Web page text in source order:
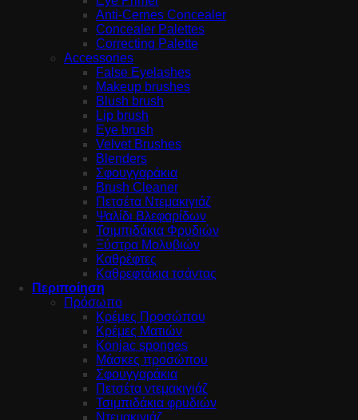
Anti-Cernes Concealer
Concealer Palettes
Correcting Palette
Accessories
False Eyelashes
Makeup brushes
Blush brush
Lip brush
Eye brush
Velvet Brushes
Blenders
Σφουγγαράκια
Brush Cleaner
Πετσέτα Ντεμακιγιάζ
Ψαλίδι Βλεφαρίδων
Τσιμπιδάκια Φρυδιών
Ξύστρα Μολυβιών
Καθρέφτες
Καθρεφτάκια τσάντας
Περιποίηση
Πρόσωπο
Κρέμες Προσώπου
Κρέμες Ματιών
Konjac sponges
Μάσκες προσώπου
Σφουγγαράκια
Πετσέτα ντεμακιγιάζ
Τσιμπιδάκια φρυδιών
Ντεμακιγιάζ